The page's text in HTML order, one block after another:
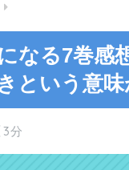
なる7巻感
という意
3分